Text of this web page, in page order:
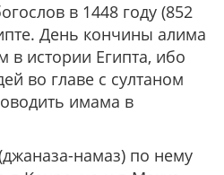
в 1448 году (852
День кончины алима
в истории Египта, ибо
во главе с султаном
имама в
намаз) по нему